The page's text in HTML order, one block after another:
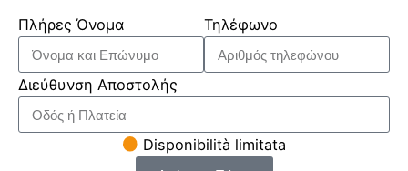
Πλήρες Όνομα Τηλέφωνο
Διεύθυνση Αποστολής
Disponibilità limitata